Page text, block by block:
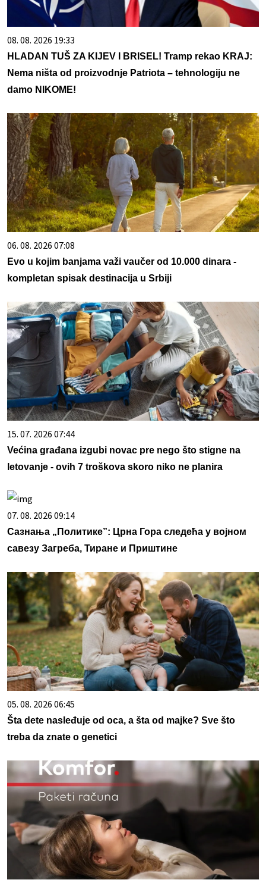
08. 08. 2026 19:33
HLADAN TUŠ ZA KIJEV I BRISEL! Tramp rekao KRAJ:
Nema ništa od proizvodnje Patriota – tehnologiju ne
damo NIKOME!
06. 08. 2026 07:08
Evo u kojim banjama važi vaučer od 10.000 dinara -
kompletan spisak destinacija u Srbiji
15. 07. 2026 07:44
Većina građana izgubi novac pre nego što stigne na
letovanje - ovih 7 troškova skoro niko ne planira
07. 08. 2026 09:14
Сазнања „Политике”: Црна Гора следећа у војном
савезу Загреба, Тиране и Приштине
05. 08. 2026 06:45
Šta dete nasleđuje od oca, a šta od majke? Sve što
treba da znate o genetici